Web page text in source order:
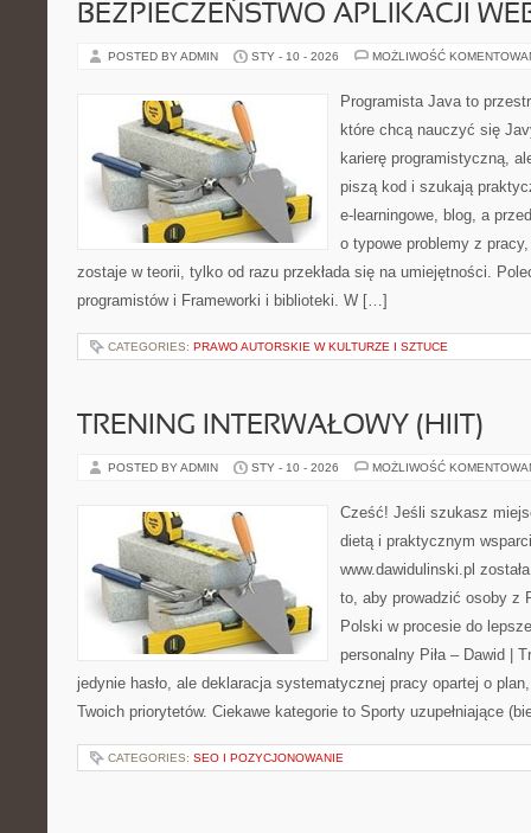
BEZPIECZEŃSTWO APLIKACJI
POSTED BY ADMIN STY - 10 - 2026 MOŻLIWOŚĆ
Programista Java to
które chcą nauczyć się
karierę programistyczną,
piszą kod i szukają
e-learningowe, blog, a
o typowe problemy z
zostaje w teorii, tylko od razu przekłada się na umiejętności.
programistów i Frameworki i biblioteki. W […]
CATEGORIES: PRAWO AUTORSKIE W KULTURZE I SZTUCE
TRENING INTERWAŁOWY (HIIT)
POSTED BY ADMIN STY - 10 - 2026 MOŻLIWOŚĆ
Cześć! Jeśli szukasz
dietą i praktycznym
www.dawidulinski.pl
to, aby prowadzić osoby z
Polski w procesie do
personalny Piła – Dawid |
jedynie hasło, ale deklaracja systematycznej pracy opartej o
Twoich priorytetów. Ciekawe kategorie to Sporty uzupełniające
CATEGORIES: SEO I POZYCJONOWANIE